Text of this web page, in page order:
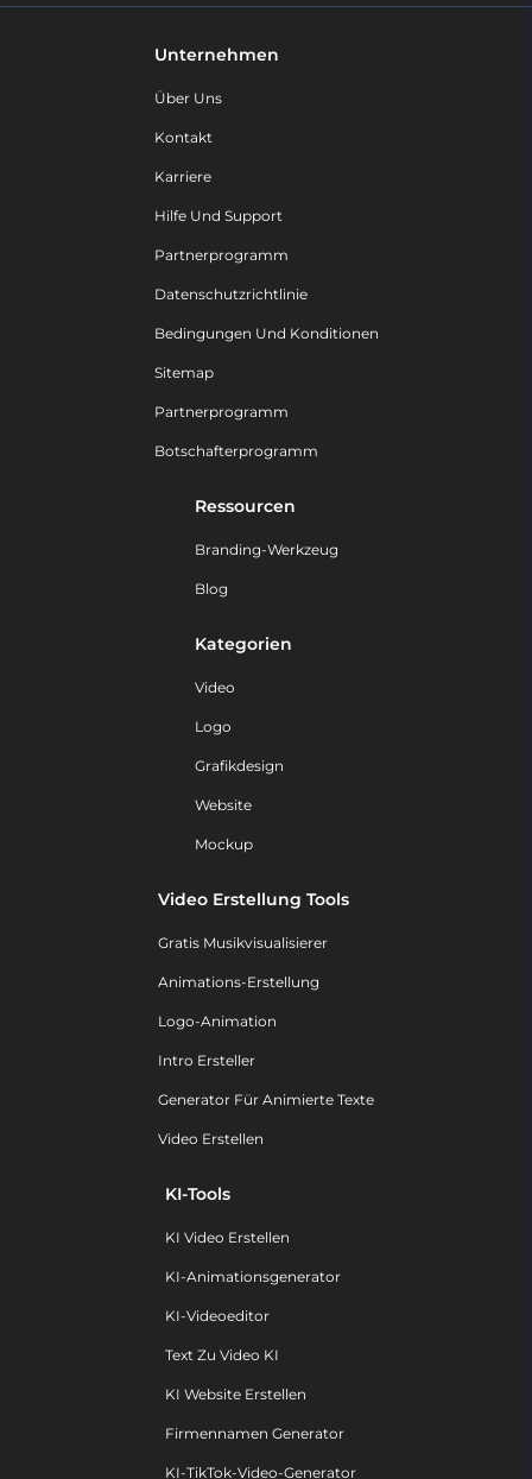
Unternehmen
Über Uns
Kontakt
Karriere
Hilfe Und Support
Partnerprogramm
Datenschutzrichtlinie
Bedingungen Und Konditionen
Sitemap
Partnerprogramm
Botschafterprogramm
Ressourcen
Branding-Werkzeug
Blog
Kategorien
Video
Logo
Grafikdesign
Website
Mockup
Video Erstellung Tools
Gratis Musikvisualisierer
Animations-Erstellung
Logo-Animation
Intro Ersteller
Generator Für Animierte Texte
Video Erstellen
KI-Tools
KI Video Erstellen
KI-Animationsgenerator
KI-Videoeditor
Text Zu Video KI
KI Website Erstellen
Firmennamen Generator
KI-TikTok-Video-Generator